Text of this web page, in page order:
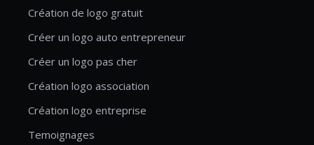
Création de logo gratuit
Créer un logo auto entrepreneur
Créer un logo pas cher
Création logo association
Création logo entreprise
Temoignages